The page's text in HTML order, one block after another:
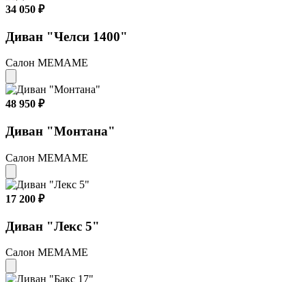
34 050 ₽
Диван "Челси 1400"
Салон МЕМАМЕ
48 950 ₽
Диван "Монтана"
Салон МЕМАМЕ
17 200 ₽
Диван "Лекс 5"
Салон МЕМАМЕ